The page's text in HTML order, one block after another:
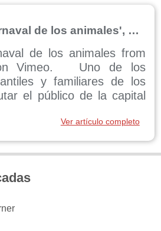
'Soñando el carnaval de los animales', en Navidad en Madrid
de los animales from
Vimeo. Uno de los
y familiares de los
el público de la capital
que estará en la
Fernán Gómez de
Ver artículo completo